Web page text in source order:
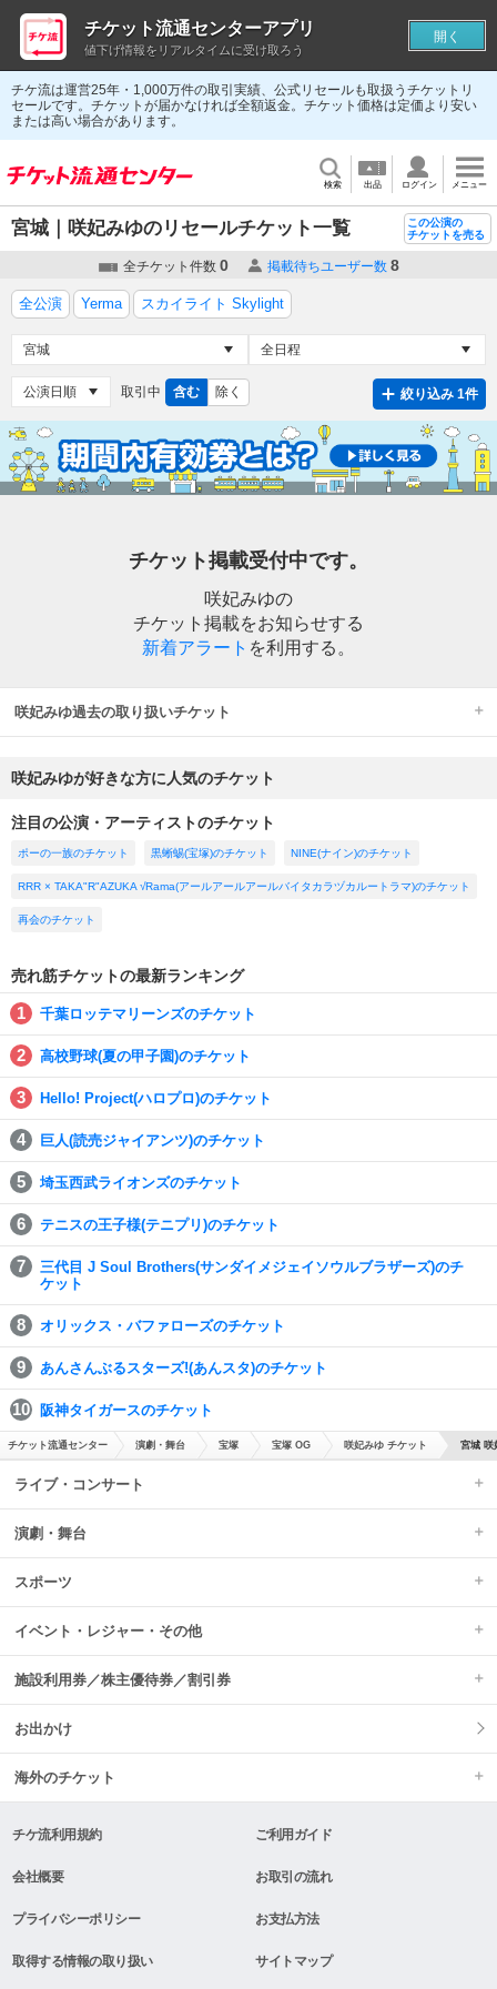
チケ流は運営25年・1,000万件の取引実績、公式リセールも取扱うチケットリ
セールです。チケットが届かなければ全額返金。チケット価格は定価より安い
または高い場合があります。
検索 出品 ログイン メニュー
宮城｜咲妃みゆのリセールチケット一覧
この公演の
チケットを売る
全チケット件数 0 掲載待ちユーザー数 8
全公演 Yerma スカイライト Skylight
取引中 含む 除く 絞り込み 1件
チケット掲載受付中です。
咲妃みゆの
チケット掲載をお知らせする
新着アラート を利用する。
咲妃みゆ過去の取り扱いチケット
咲妃みゆが好きな方に人気のチケット
注目の公演・アーティストのチケット
ポーの一族のチケット 黒蜥蜴(宝塚)のチケット NINE(ナイン)のチケット
RRR × TAKA"R"AZUKA √Rama(アールアールアールバイタカラヅカルートラマ)のチケット
再会のチケット
売れ筋チケットの最新ランキング
千葉ロッテマリーンズのチケット
高校野球(夏の甲子園)のチケット
Hello! Project(ハロプロ)のチケット
巨人(読売ジャイアンツ)のチケット
埼玉西武ライオンズのチケット
テニスの王子様(テニプリ)のチケット
三代目 J Soul Brothers(サンダイメジェイソウルブラザーズ)のチ
ケット
オリックス・バファローズのチケット
あんさんぶるスターズ!(あんスタ)のチケット
阪神タイガースのチケット
チケット流通センター 演劇・舞台 宝塚 宝塚 OG 咲妃みゆ チケット 宮城 咲
ライブ・コンサート
演劇・舞台
スポーツ
イベント・レジャー・その他
施設利用券／株主優待券／割引券
お出かけ
海外のチケット
チケ流利用規約 ご利用ガイド
会社概要 お取引の流れ
プライバシーポリシー お支払方法
取得する情報の取り扱い サイトマップ
チケット流通センターアプリ
値下げ情報をリアルタイムに受け取ろう
開く